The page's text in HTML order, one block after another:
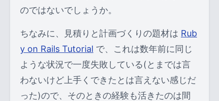
のではないでしょうか。
ちなみに、見積りと計画づくりの題材は Rub
y on Rails Tutorial で、これは数年前に同じ
ような状況で一度失敗している(とまでは言
わないけど上手くできたとは言えない感じだ
った)ので、そのときの経験も活きたのは間